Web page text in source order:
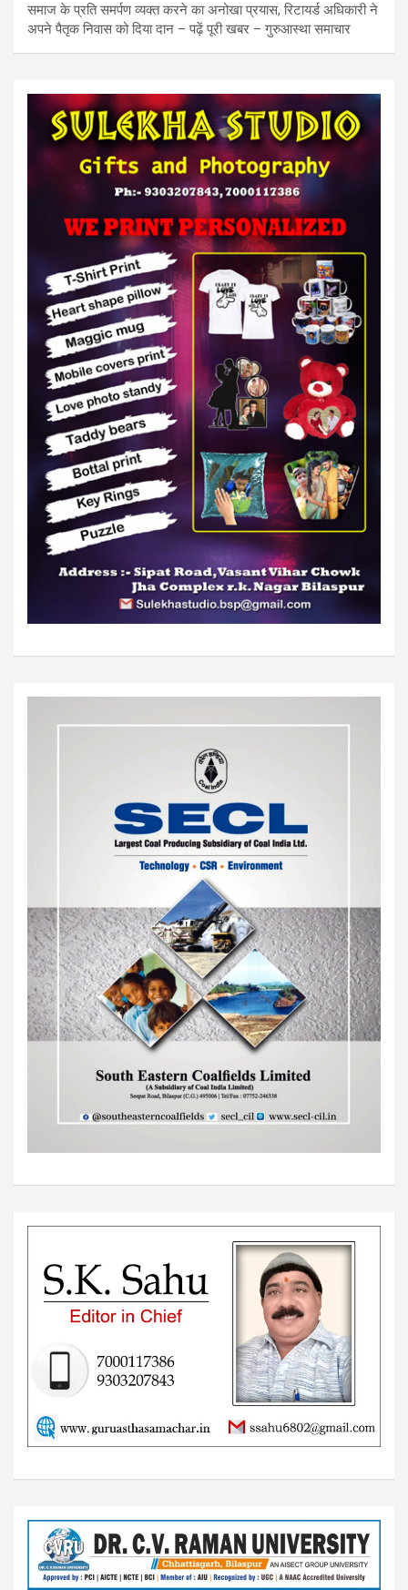
समाज के प्रति समर्पण व्यक्त करने का अनोखा प्रयास, रिटायर्ड अधिकारी ने
अपने पैतृक निवास को दिया दान – पढ़ें पूरी खबर – गुरुआस्था समाचार